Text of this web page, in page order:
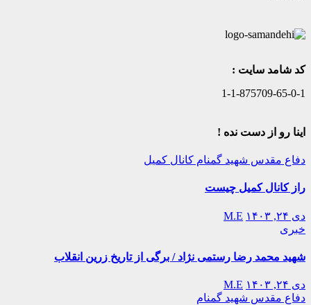
کد شامد سایت :
1-1-875709-65-0-1
اینا رو از دست نده !
دفاع مقدس شهید گمنام کانال کمیل
راز کانال کمیل چیست
دی ۲۴, ۱۴۰۳
M.E
خبری
شهید محمد رضا رستمی نژاد / برگی از تاریخ زرین انقلاب
دی ۲۴, ۱۴۰۳
M.E
دفاع مقدس شهید گمنام